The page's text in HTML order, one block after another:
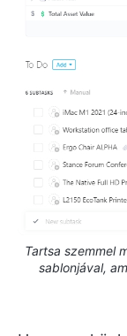
Tartsa szemmel
sablonjával,